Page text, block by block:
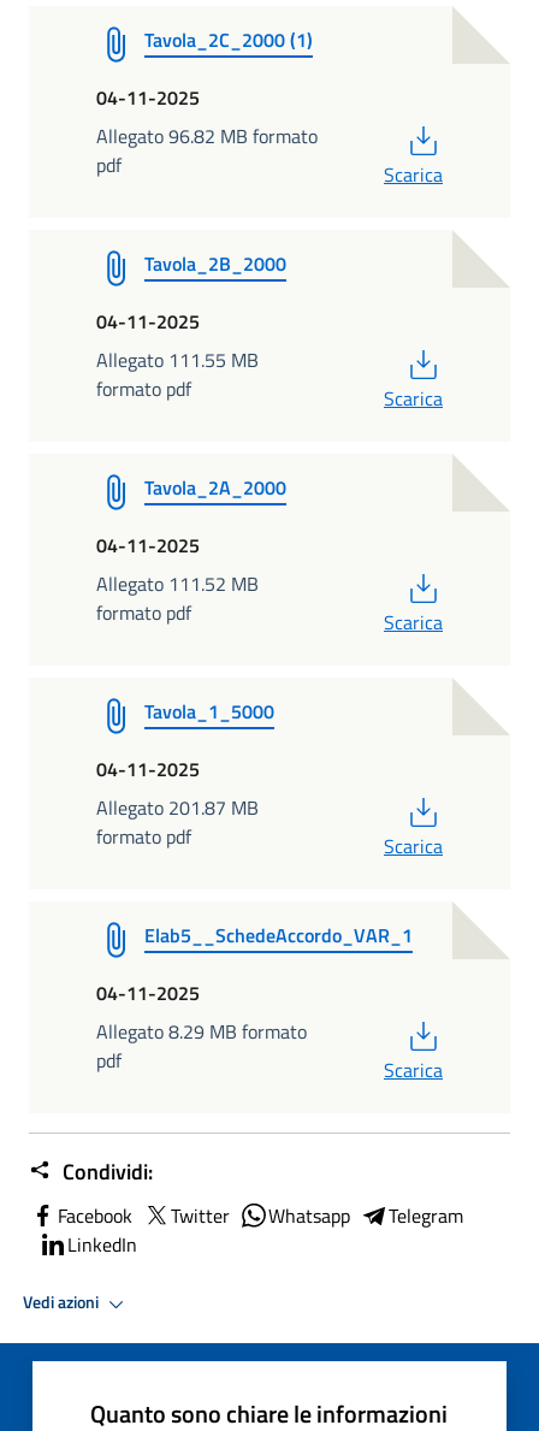
Tavola_2C_2000 (1)
04-11-2025
Allegato 96.82 MB formato
pdf
Scarica
Tavola_2B_2000
04-11-2025
Allegato 111.55 MB
formato pdf
Scarica
Tavola_2A_2000
04-11-2025
Allegato 111.52 MB
formato pdf
Scarica
Tavola_1_5000
04-11-2025
Allegato 201.87 MB
formato pdf
Scarica
Elab5__SchedeAccordo_VAR_1
04-11-2025
Allegato 8.29 MB formato
pdf
Scarica
Condividi:
Facebook Twitter Whatsapp
Telegram
LinkedIn
Vedi azioni
Quanto sono chiare le informazioni